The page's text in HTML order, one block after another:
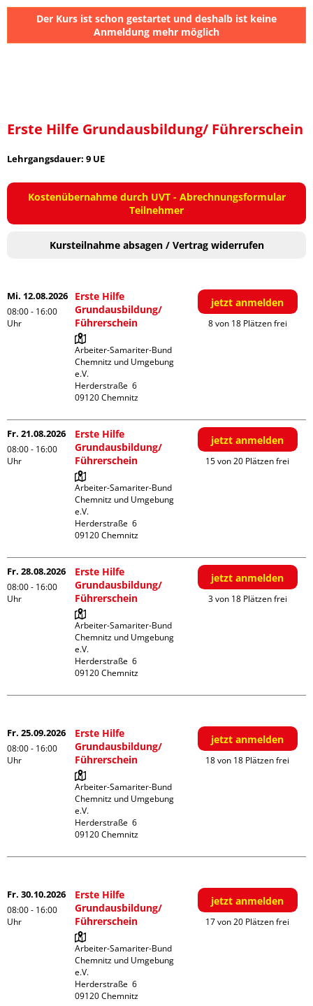
Der Kurs ist schon gestartet und deshalb ist keine
Anmeldung mehr möglich
Erste Hilfe Grundausbildung/ Führerschein
Lehrgangsdauer: 9 UE
Kostenübernahme durch UVT - Abrechnungsformular
Teilnehmer
Kursteilnahme absagen / Vertrag widerrufen
Mi. 12.08.2026
08:00 - 16:00
Uhr
Erste Hilfe
Grundausbildung/
Führerschein
Arbeiter-Samariter-Bund
Chemnitz und Umgebung
e.V.
Herderstraße  6
jetzt anmelden
8 von 18 Plätzen frei
Fr. 21.08.2026
08:00 - 16:00
Uhr
Erste Hilfe
Grundausbildung/
Führerschein
Arbeiter-Samariter-Bund
Chemnitz und Umgebung
e.V.
Herderstraße  6
jetzt anmelden
15 von 20 Plätzen frei
Fr. 28.08.2026
08:00 - 16:00
Uhr
Erste Hilfe
Grundausbildung/
Führerschein
Arbeiter-Samariter-Bund
Chemnitz und Umgebung
e.V.
Herderstraße  6
jetzt anmelden
3 von 18 Plätzen frei
Fr. 25.09.2026
08:00 - 16:00
Uhr
Erste Hilfe
Grundausbildung/
Führerschein
Arbeiter-Samariter-Bund
Chemnitz und Umgebung
e.V.
Herderstraße  6
jetzt anmelden
18 von 18 Plätzen frei
Fr. 30.10.2026
08:00 - 16:00
Uhr
Erste Hilfe
Grundausbildung/
Führerschein
Arbeiter-Samariter-Bund
Chemnitz und Umgebung
e.V.
Herderstraße  6
jetzt anmelden
17 von 20 Plätzen frei